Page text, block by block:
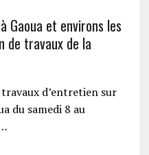
Gaoua et environs les
de travaux de la
travaux d’entretien sur
du samedi 8 au